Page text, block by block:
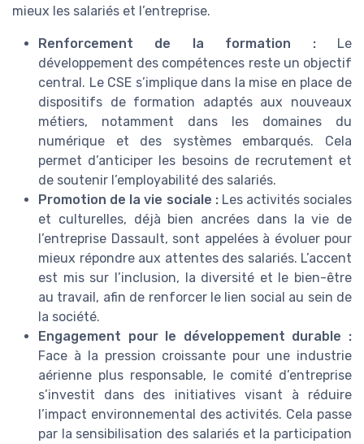
mieux les salariés et l’entreprise.
Renforcement de la formation :Le
développement des compétences reste un objectif
central. Le CSE s’implique dans la mise en place de
dispositifs de formation adaptés aux nouveaux
métiers, notamment dans les domaines du
numérique et des systèmes embarqués. Cela
permet d’anticiper les besoins de recrutement et
de soutenir l’employabilité des salariés.
Promotion de la vie sociale :Les activités sociales
et culturelles, déjà bien ancrées dans la vie de
l’entreprise Dassault, sont appelées à évoluer pour
mieux répondre aux attentes des salariés. L’accent
est mis sur l’inclusion, la diversité et le bien-être
au travail, afin de renforcer le lien social au sein de
la société.
Engagement pour le développement durable :
Face à la pression croissante pour une industrie
aérienne plus responsable, le comité d’entreprise
s’investit dans des initiatives visant à réduire
l’impact environnemental des activités. Cela passe
par la sensibilisation des salariés et la participation